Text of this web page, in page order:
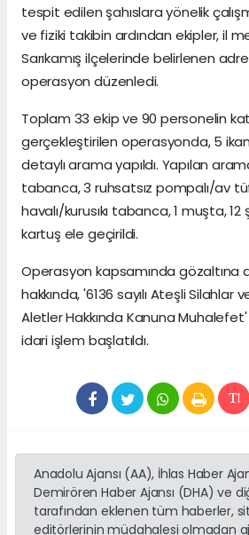
tespit edilen şahıslara yönelik
ve fiziki takibin ardından ekipler, il
Sarıkamış ilçelerinde belirlenen
operasyon düzenledi.
Toplam 33 ekip ve 90 personelin
gerçekleştirilen operasyonda, 5
detaylı arama yapıldı. Yapılan
tabanca, 3 ruhsatsız pompalı/av
havalı/kurusıkı tabanca, 1 muşta,
kartuş ele geçirildi.
Operasyon kapsamında gözaltına
hakkında, '6136 sayılı Ateşli Silahlar
Aletler Hakkında Kanuna
idari işlem başlatıldı.
Anadolu Ajansı (AA), İhlas Haber
Demirören Haber Ajansı (DHA) ve
tarafından eklenen tüm haberler,
editörlerinin müdahalesi olmadan